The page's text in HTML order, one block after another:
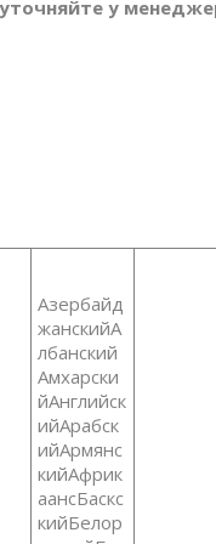
у
Азербайд
жанскийА
лбанский
Амхарски
йАнглийск
ийАрабск
ийАрмянс
кийАфрик
аансБаскс
кийБелор